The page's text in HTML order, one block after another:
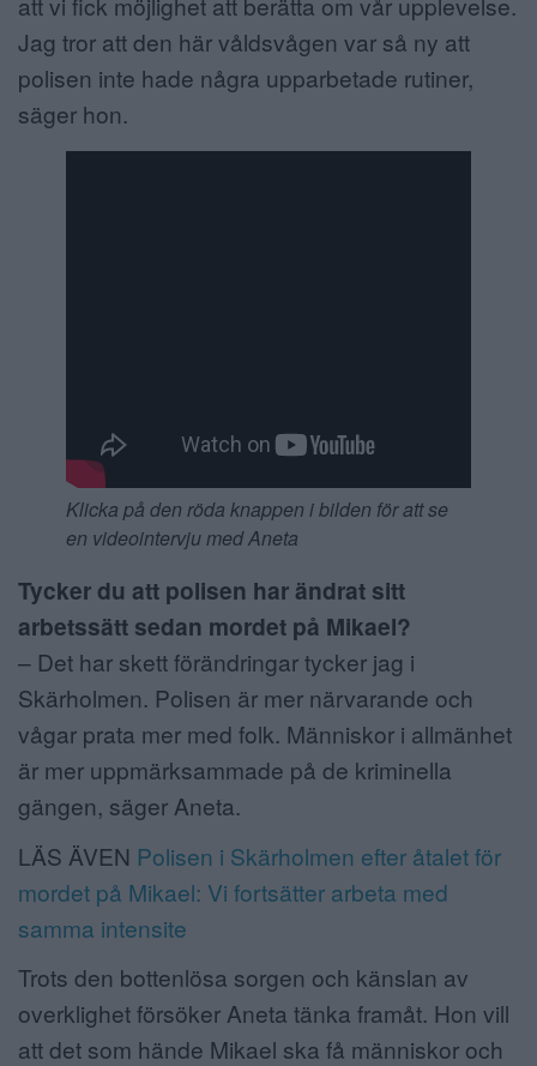
Jag tror att den här våldsvågen var så ny att
polisen inte hade några upparbetade rutiner,
säger hon.
Klicka på den röda knappen i bilden för att se
en videointervju med Aneta
Tycker du att polisen har ändrat sitt
arbetssätt sedan mordet på Mikael?
– Det har skett förändringar tycker jag i
Skärholmen. Polisen är mer närvarande och
vågar prata mer med folk. Människor i allmänhet
är mer uppmärksammade på de kriminella
gängen, säger Aneta.
LÄS ÄVEN Polisen i Skärholmen efter åtalet för
mordet på Mikael: Vi fortsätter arbeta med
samma intensite
Trots den bottenlösa sorgen och känslan av
overklighet försöker Aneta tänka framåt. Hon vill
att det som hände Mikael ska få människor och